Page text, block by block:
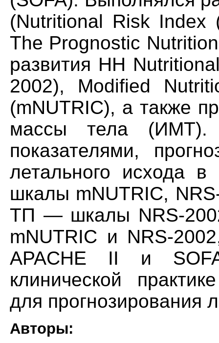
(Nutritional Risk Index
The Prognostic
развития НН
2002), Modified
(mNUTRIC), а также
массы тела (ИМТ).
показателями,
летального исхода
шкалы mNUTRIC,
ТП — шкалы NRS-
mNUTRIC и NRS-
APACHE II и
клинической
для прогнозирования
Авторы: